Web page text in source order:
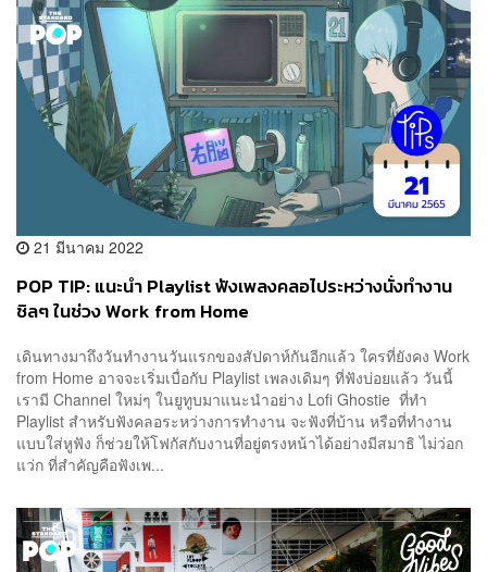
21 มีนาคม 2022
POP TIP: แนะนำ Playlist ฟังเพลงคลอไประหว่างนั่งทำงาน
ชิลๆ ในช่วง Work from Home
เดินทางมาถึงวันทำงานวันแรกของสัปดาห์กันอีกแล้ว ใครที่ยังคง Work
from Home อาจจะเริ่มเบื่อกับ Playlist เพลงเดิมๆ ที่ฟังบ่อยแล้ว วันนี้
เรามี Channel ใหม่ๆ ในยูทูบมาแนะนำอย่าง Lofi Ghostie ที่ทำ
Playlist สำหรับฟังคลอระหว่างการทำงาน จะฟังที่บ้าน หรือที่ทำงาน
แบบใส่หูฟัง ก็ช่วยให้โฟกัสกับงานที่อยู่ตรงหน้าได้อย่างมีสมาธิ ไม่ว่อก
แว่ก ที่สำคัญคือฟังเพ...